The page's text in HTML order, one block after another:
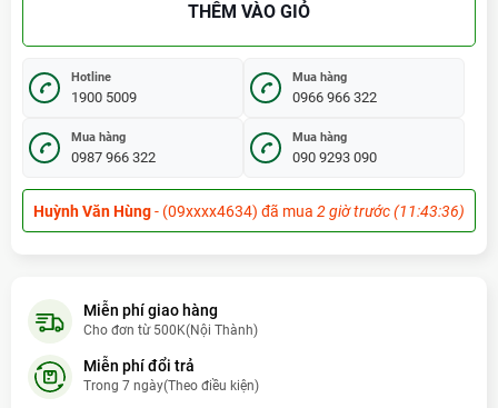
THÊM VÀO GIỎ
Hotline
1900 5009
Mua hàng
0966 966 322
Mua hàng
0987 966 322
Mua hàng
090 9293 090
Huỳnh Văn Hùng- (09xxxx4634) đã mua 2 giờ trước (11:43:36)
Lăng Chi Tiêu
- (09xxxx2638) đã mua
hà thái Tuấn- (09xxxx3685) đã mua
Miễn phí giao hàng
Cho đơn từ 500K(Nội Thành)
Miễn phí đổi trả
Trong 7 ngày(Theo điều kiện)